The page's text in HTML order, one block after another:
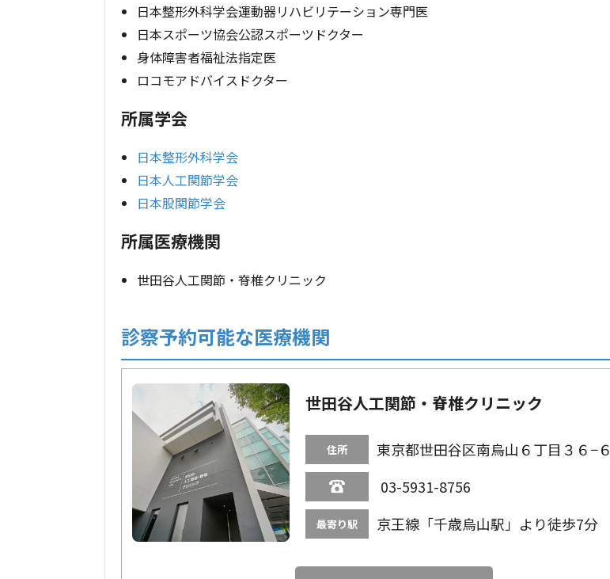
日本整形外科学会運動器リハビリテーション専門医
日本スポーツ協会公認スポーツドクター
身体障害者福祉法指定医
ロコモアドバイスドクター
所属学会
日本整形外科学会
日本人工関節学会
日本股関節学会
所属医療機関
世田谷人工関節・脊椎クリニック
診察予約可能な医療機関
世田谷人工関節・脊椎クリニック
住所
東京都世田谷区南烏山６丁目３６−６
03-5931-8756
最寄り駅 京王線「千歳烏山駅」より徒歩7分